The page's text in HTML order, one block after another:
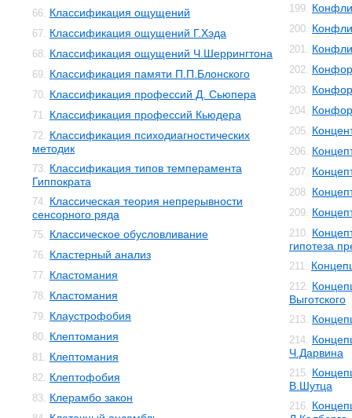
66. Классификация ощущений
67. Классификация ощущений Г.Хэда
68. Классификация ощущений Ч.Шеррингтона
69. Классификация памяти П.П.Блонского
70. Классификация профессий Д. Сьюпера
71. Классификация профессий Кьюдера
72. Классификация психодиагностических
методик
73. Классификация типов темперамента
Гиппократа
74. Классическая теория непрерывности
сенсорного ряда
75. Классическое обусловливание
76. Кластерный анализ
77. Кластомания
78. Кластомания
79. Клаустрофобия
80. Клептомания
81. Клептомания
82. Клептофобия
83. Клерамбо закон
199.
200.
201.
202.
203.
204.
205.
206.
207.
208.
209.
210.
гипотеза
211.
212.
Выготского
213.
214.
Ч.Дарвина
215.
В.Шутца
216.